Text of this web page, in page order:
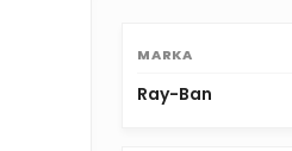
MARKA
Ray-Ban